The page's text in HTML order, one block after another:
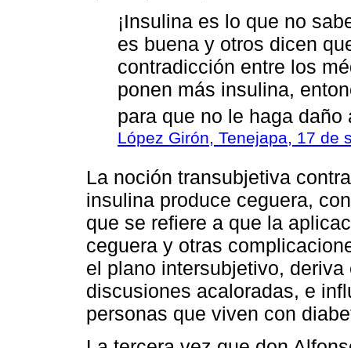
¡Insulina es lo que no
es buena y otros dicen
contradicción entre los
ponen más insulina,
para que no le haga
López Girón, Tenejapa, 17 de
La noción transubjetiva
insulina produce ceguera,
que se refiere a que la
ceguera y otras
el plano intersubjetivo,
discusiones acaloradas, e
personas que viven con